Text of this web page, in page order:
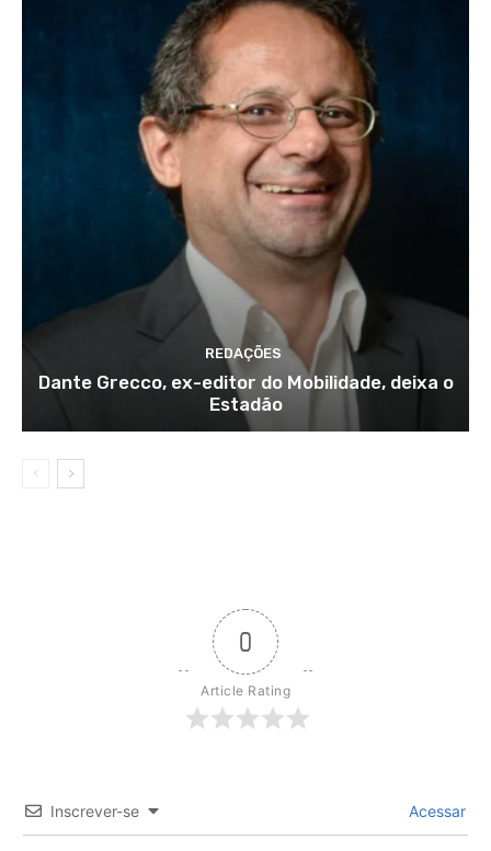
REDAÇÕES
Dante Grecco, ex-editor do Mobilidade, deixa o
Estadão
0
Article Rating
Inscrever-se Acessar